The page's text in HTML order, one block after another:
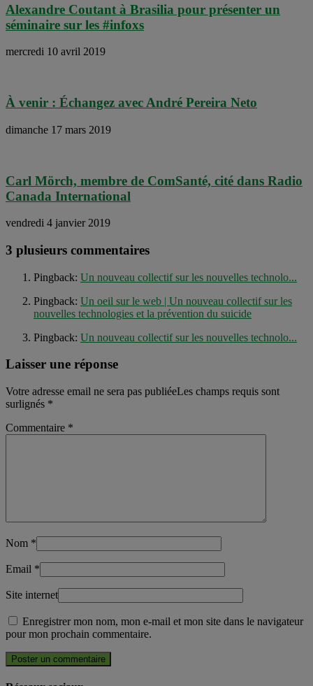
Alexandre Coutant à Brasilia pour présenter un
séminaire sur les #infoxs
mercredi 10 avril 2019
À venir : Échangez avec André Pereira Neto
dimanche 17 mars 2019
Carl Mörch, membre de ComSanté, cité dans Radio
Canada International
vendredi 4 janvier 2019
3 plusieurs commentaires
Pingback: Un nouveau collectif sur les nouvelles technolo...
Pingback: Un oeil sur le web | Un nouveau collectif sur les
nouvelles technologies et la prévention du suicide
Pingback: Un nouveau collectif sur les nouvelles technolo...
Laisser une réponse
Votre adresse email ne sera pas publiéeLes champs requis sont
surlignés *
Commentaire *
Nom *
Email *
Site internet
Enregistrer mon nom, mon e-mail et mon site dans le navigateur
pour mon prochain commentaire.